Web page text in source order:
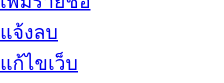
แจ้งลบ
แก้ไขเว็บ